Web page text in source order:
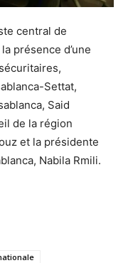
central de
présence d’une
Settat,
Said
de la région
et la présidente
Nabila Rmili.